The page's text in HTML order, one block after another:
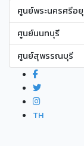
ศูนย์พระนครศรีอ
ศูนย์นนทบุรี
ศูนย์สุพรรณบุรี
TH